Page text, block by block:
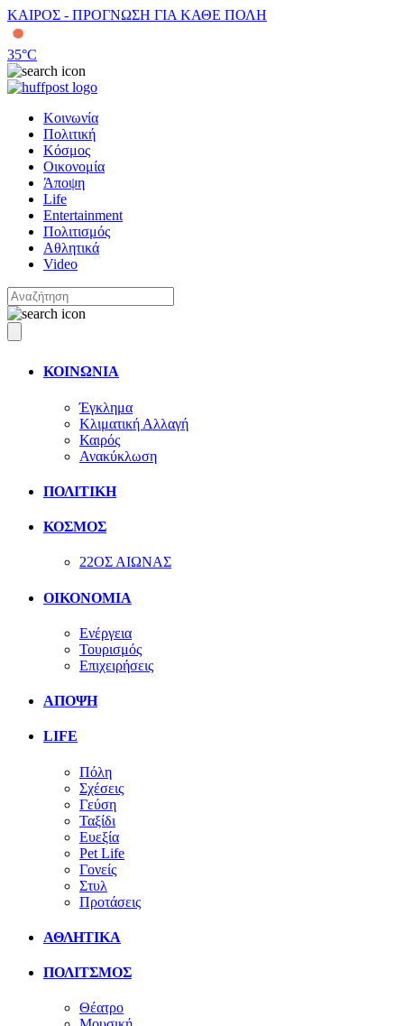
ΚΑΙΡΟΣ - ΠΡΟΓΝΩΣΗ ΓΙΑ ΚΑΘΕ ΠΟΛΗ
35°C
Κοινωνία
Πολιτική
Κόσμος
Οικονομία
Άποψη
Life
Entertainment
Πολιτισμός
Αθλητικά
Video
ΚΟΙΝΩΝΙΑ
Έγκλημα
Κλιματική Αλλαγή
Καιρός
Ανακύκλωση
ΠΟΛΙΤΙΚΗ
ΚΟΣΜΟΣ
22ΟΣ ΑΙΩΝΑΣ
ΟΙΚΟΝΟΜΙΑ
Ενέργεια
Τουρισμός
Επιχειρήσεις
ΑΠΟΨΗ
LIFE
Πόλη
Σχέσεις
Γεύση
Ταξίδι
Ευεξία
Pet Life
Γονείς
Στυλ
Προτάσεις
ΑΘΛΗΤΙΚΑ
ΠΟΛΙΤΣΜΟΣ
Θέατρο